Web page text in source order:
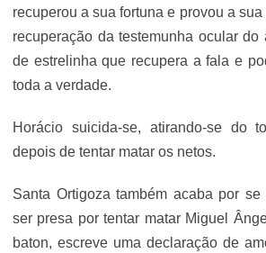
recuperou a sua fortuna e provou a
recuperação da testemunha ocular do
de estrelinha que recupera a fala e
toda a verdade.
Horácio suicida-se, atirando-se do
depois de tentar matar os netos.
Santa Ortigoza também acaba por
ser presa por tentar matar Miguel
baton, escreve uma declaração de